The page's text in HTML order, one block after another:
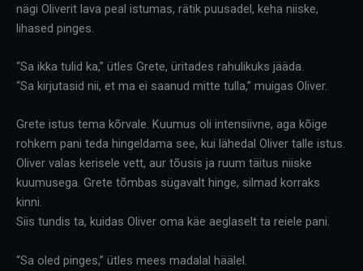
nägi Oliverit lava peal istumas, rätik puusadel, keha niiske,
lihased pinges.
“Sa ikka tulid ka,” ütles Grete, üritades rahulikuks jääda.
“Sa kirjutasid nii, et ma ei saanud mitte tulla,” muigas Oliver.
Grete istus tema kõrvale. Kuumus oli intensiivne, aga kõige
rohkem pani teda hingeldama see, kui lähedal Oliver talle istus.
Oliver valas kerisele vett, aur tõusis ja ruum täitus niiske
kuumusega. Grete tõmbas sügavalt hinge, silmad korraks
kinni.
Siis tundis ta, kuidas Oliver oma käe aeglaselt ta reiele pani.
“Sa oled pinges,” ütles mees madalal häälel.